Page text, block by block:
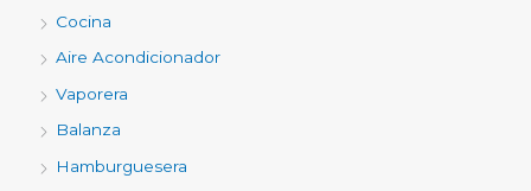
Cocina
Aire Acondicionador
Vaporera
Balanza
Hamburguesera